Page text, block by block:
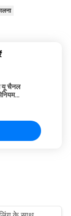
यू चैनल